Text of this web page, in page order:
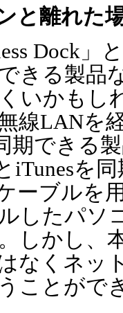
と離れた
Dock」
きる製品
いかもし
線LANを
期できる
iTunesを
ーブルを
したパソ
しかし、
なくネッ
ことがで